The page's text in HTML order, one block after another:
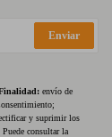
Enviar
envío de
y suprimir los
consultar la